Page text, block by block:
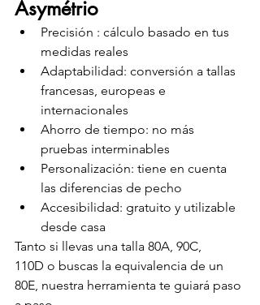
Asymétrio
Precisión : cálculo basado en tus
medidas reales
Adaptabilidad: conversión a tallas
francesas, europeas e
internacionales
Ahorro de tiempo: no más
pruebas interminables
Personalización: tiene en cuenta
las diferencias de pecho
Accesibilidad: gratuito y utilizable
desde casa
Tanto si llevas una talla 80A, 90C,
110D o buscas la equivalencia de un
80E, nuestra herramienta te guiará paso